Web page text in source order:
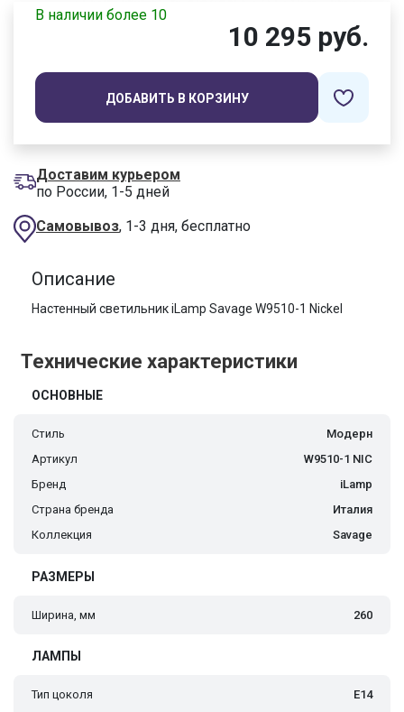
В наличии более 10
10 295 руб.
ДОБАВИТЬ В КОРЗИНУ
Доставим курьером
по России, 1-5 дней
Самовывоз, 1-3 дня, бесплатно
Описание
Настенный светильник iLamp Savage W9510-1 Nickel
Технические характеристики
ОСНОВНЫЕ
Стиль
Модерн
Артикул
W9510-1 NIC
Бренд
iLamp
Страна бренда
Италия
Коллекция
Savage
РАЗМЕРЫ
Ширина, мм 260
ЛАМПЫ
Тип цоколя
E14